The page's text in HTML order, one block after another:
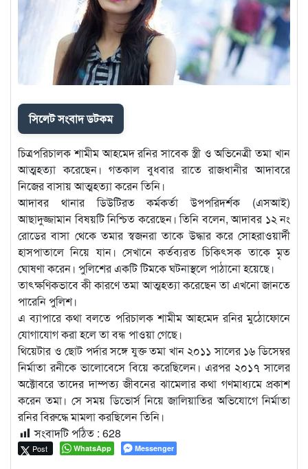
সিলেট সংবাদ ডটকম
চিত্রপরিচালক শামীম আহমেদ রনির সাবেক স্ত্রী ও অভিনেত্রী তমা খান
আত্মহত্যা করেছেন। গতকাল বুধবার রাতে রাজধানীর আদাবরে
নিজের বাসায় আত্মহত্যা করেন তিনি।
আদাবর থানার ডিউটিরত কর্মকর্তা উপপরিদর্শক (এসআই)
আছাদুজ্জামান বিষয়টি নিশ্চিত করেছেন। তিনি বলেন, আদাবর ১২ নং
রোডের বাসা থেকে তমার স্বজনরা তাকে উদ্ধার করে সোহরাওয়ার্দী
হাসপাতালে নিয়ে যান। সেখানে কর্তব্যরত চিকিৎসক তাকে মৃত
ঘোষণা করেন। পুলিশের একটি টিমকে ঘটনাস্থলে পাঠানো হয়েছে।
তাৎক্ষণিকভাবে কী কারণে তমা আত্মহত্যা করেছেন তা এখনো জানতে
পারেনি পুলিশ।
এ ব্যাপারে কথা বলতে পরিচালক শামীম আহমেদ রনির মুঠোফোনে
যোগাযোগ করা হলে তা বন্ধ পাওয়া গেছে।
থিয়েটার ও ছোট পর্দার সঙ্গে যুক্ত তমা খান ২০১১ সালের ১৬ ডিসেম্বর
নির্মাতা রনীকে ভালোবেসে বিয়ে করেছিলেন। এরপর ২০১৭ সালের
অক্টোবরে তাদের দাম্পত্য জীবনের ঝামেলার কথা গণমাধ্যমে প্রকাশ
করেন তমা। সে সময় ডিভোর্স নিয়ে জালিয়াতির অভিযোগে নির্মাতা
রনির বিরুদ্ধে মামলা করছিলেন তিনি।
সংবাদটি পঠিত : 628
Post WhatsApp Messenger